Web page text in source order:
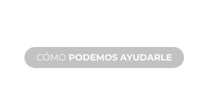
CÓMO PODEMOS AYUDARLE